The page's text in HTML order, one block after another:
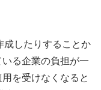
したりすることか
る企業の負担が一
を受けなくなると